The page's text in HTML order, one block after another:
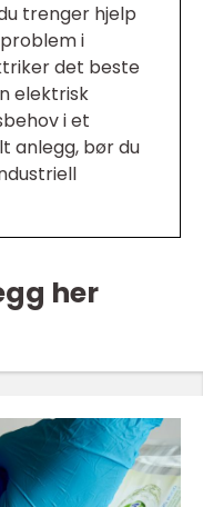
trenger hjelp
i
det beste
elektrisk
i et
anlegg, bør du
her